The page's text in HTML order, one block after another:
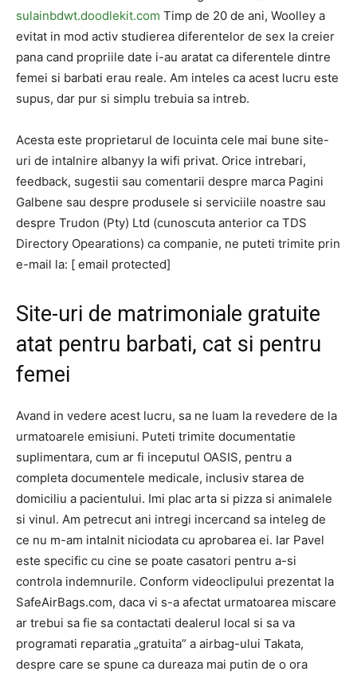
sulainbdwt.doodlekit.com Timp de 20 de ani, Woolley a
evitat in mod activ studierea diferentelor de sex la creier
pana cand propriile date i-au aratat ca diferentele dintre
femei si barbati erau reale. Am inteles ca acest lucru este
supus, dar pur si simplu trebuia sa intreb.
Acesta este proprietarul de locuinta cele mai bune site-
uri de intalnire albanyy la wifi privat. Orice intrebari,
feedback, sugestii sau comentarii despre marca Pagini
Galbene sau despre produsele si serviciile noastre sau
despre Trudon (Pty) Ltd (cunoscuta anterior ca TDS
Directory Opearations) ca companie, ne puteti trimite prin
e-mail la: [ email protected]
Site-uri de matrimoniale gratuite
atat pentru barbati, cat si pentru
femei
Avand in vedere acest lucru, sa ne luam la revedere de la
urmatoarele emisiuni. Puteti trimite documentatie
suplimentara, cum ar fi inceputul OASIS, pentru a
completa documentele medicale, inclusiv starea de
domiciliu a pacientului. Imi plac arta si pizza si animalele
si vinul. Am petrecut ani intregi incercand sa inteleg de
ce nu m-am intalnit niciodata cu aprobarea ei. Iar Pavel
este specific cu cine se poate casatori pentru a-si
controla indemnurile. Conform videoclipului prezentat la
SafeAirBags.com, daca vi s-a afectat urmatoarea miscare
ar trebui sa fie sa contactati dealerul local si sa va
programati reparatia „gratuita” a airbag-ului Takata,
despre care se spune ca dureaza mai putin de o ora